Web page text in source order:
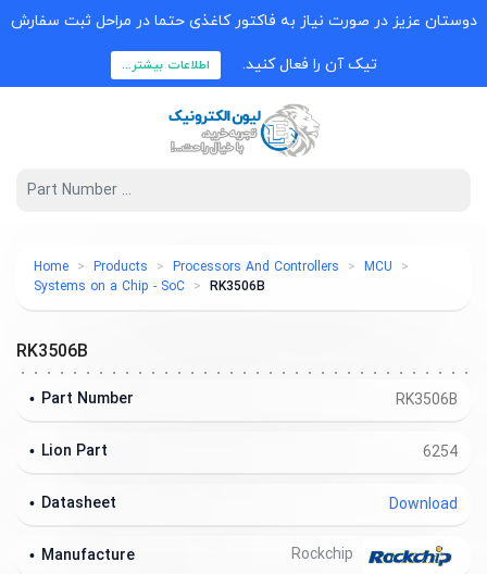
دوستان عزیز در صورت نیاز به فاکتور کاغذی حتما در مراحل ثبت سفارش
تیک آن را فعال کنید. اطلاعات بیشتر...
Home Products Processors And Controllers
MCU
Systems on a Chip - SoC
RK3506B
RK3506B
RK3506B
Part Number
6254
Lion Part
Download
Datasheet
Manufacture